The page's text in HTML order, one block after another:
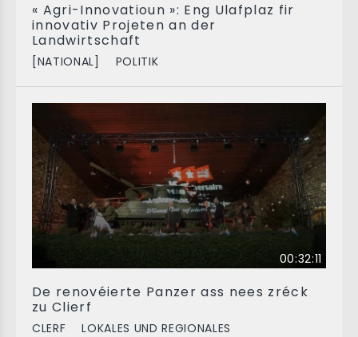
« Agri-Innovatioun »: Eng Ulafplaz fir
innovativ Projeten an der
Landwirtschaft
[NATIONAL] POLITIK
00:32:11
De renovéierte Panzer ass nees zréck
zu Clierf
CLERF LOKALES UND REGIONALES